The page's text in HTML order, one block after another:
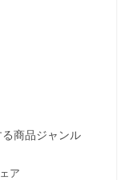
る商品ジャンル
ア